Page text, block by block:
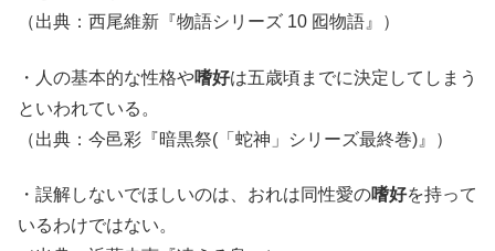
（出典：西尾維新『物語シリーズ 10 囮物語』）
・人の基本的な性格や嗜好は五歳頃までに決定してしまう
といわれている。
（出典：今邑彩『暗黒祭(「蛇神」シリーズ最終巻)』）
・誤解しないでほしいのは、おれは同性愛の嗜好を持って
いるわけではない。